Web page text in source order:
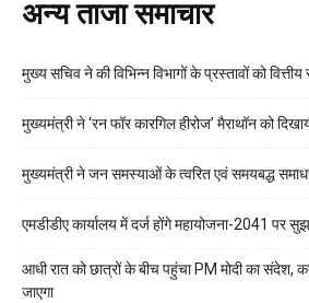
अन्य ताजा समाचार
मुख्य सचिव ने की विभिन्न विभागों के प्रस्तावों को
मुख्यमंत्री ने ‘रन फॉर कारगिल हीरोज’ मैराथॉन को
मुख्यमंत्री ने जन समस्याओं के त्वरित एवं समयबद्ध
एमडीडीए कार्यालय में दर्ज होंगे महायोजना-2041 पर
आधी रात को छात्रों के बीच पहुंचा PM मोदी का संदेश,
जाएगा